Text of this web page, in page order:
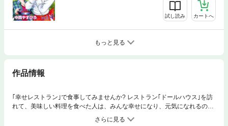
試し読み カートへ
もっと見る
作品情報
｢幸せレストラン｣で食事してみませんか? レストラン｢ドールハウス｣を訪
れて、美味しい料理を食べた人は、みんな幸せになり、元気になれるので
す。心あたたまる本格派グルメ漫画。?